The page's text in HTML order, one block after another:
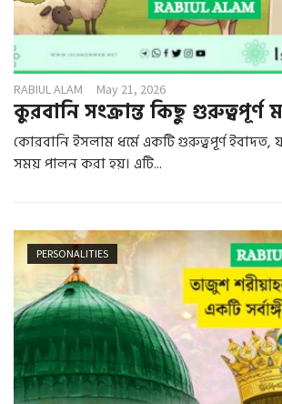
RABIUL ALAM May 21, 2026
কুরবানি সংক্রান্ত কিছু
কোরবানি ইসলাম ধর্মে একটি গুরুত্বপূর্ণ
সময় পালন করা হয়। এটি...
PERSONALITIES